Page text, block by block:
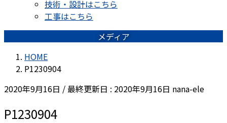
技術・設計はこちら
工事はこちら
メディア
HOME
P1230904
2020年9月16日 / 最終更新日 : 2020年9月16日 nana-ele
P1230904